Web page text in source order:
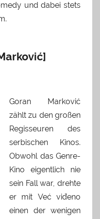
und dabei stets
Goran Marković
zählt zu den großen
Regisseuren des
serbischen Kinos.
Obwohl das Genre-
Kino eigentlich nie
sein Fall war, drehte
er mit Već viđeno
einen der wenigen